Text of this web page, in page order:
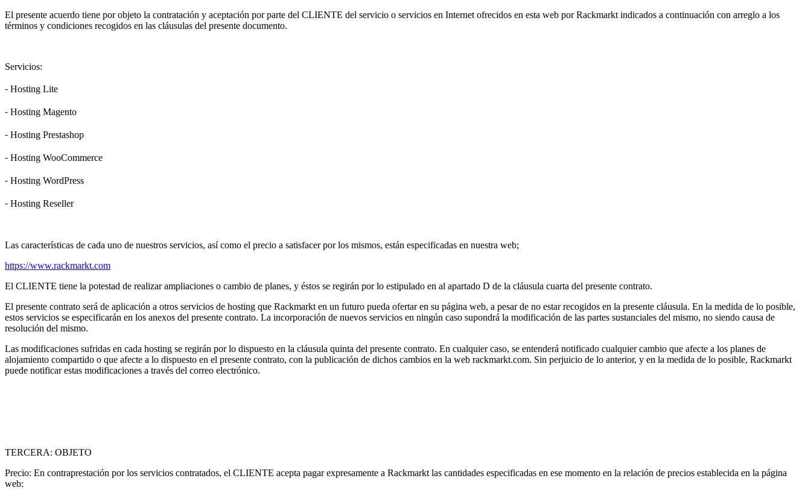
El presente acuerdo tiene por objeto la contratación y aceptación por parte del CLIENTE del servicio o servicios en Internet ofrecidos en esta web por Rackmarkt indicados a continuación con arreglo a los
términos y condiciones recogidos en las cláusulas del presente documento.
Servicios:
⁃ Hosting Lite
⁃ Hosting Magento
⁃ Hosting Prestashop
⁃ Hosting WooCommerce
⁃ Hosting WordPress
⁃ Hosting Reseller
Las características de cada uno de nuestros servicios, así como el precio a satisfacer por los mismos, están especificadas en nuestra web;
https://www.rackmarkt.com
El CLIENTE tiene la potestad de realizar ampliaciones o cambio de planes, y éstos se regirán por lo estipulado en al apartado D de la cláusula cuarta del presente contrato.
El presente contrato será de aplicación a otros servicios de hosting que Rackmarkt en un futuro pueda ofertar en su página web, a pesar de no estar recogidos en la presente cláusula. En la medida de lo posible,
estos servicios se especificarán en los anexos del presente contrato. La incorporación de nuevos servicios en ningún caso supondrá la modificación de las partes sustanciales del mismo, no siendo causa de
resolución del mismo.
Las modificaciones sufridas en cada hosting se regirán por lo dispuesto en la cláusula quinta del presente contrato. En cualquier caso, se entenderá notificado cualquier cambio que afecte a los planes de
alojamiento compartido o que afecte a lo dispuesto en el presente contrato, con la publicación de dichos cambios en la web rackmarkt.com. Sin perjuicio de lo anterior, y en la medida de lo posible, Rackmarkt
puede notificar estas modificaciones a través del correo electrónico.
TERCERA: OBJETO
Precio: En contraprestación por los servicios contratados, el CLIENTE acepta pagar expresamente a Rackmarkt las cantidades especificadas en ese momento en la relación de precios establecida en la página
web: